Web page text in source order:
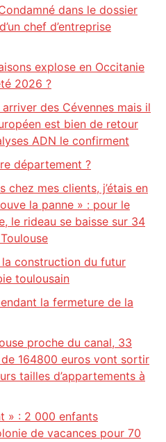
dans le dossier
chef d’entreprise
explose en Occitanie
2026 ?
des Cévennes mais il
est bien de retour
ADN le confirment
département ?
chez mes clients, j’étais en
la panne » : pour le
le rideau se baisse sur 34
construction du futur
toulousain
la fermeture de la
proche du canal, 33
164800 euros vont sortir
tailles d’appartements à
» : 2 000 enfants
de vacances pour 70